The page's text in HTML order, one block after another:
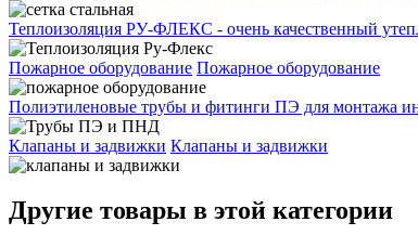
Теплоизоляция РУ-ФЛЕКС - очень качественный
Пожарное оборудование Пожарное оборудование
Полиэтиленовые трубы и фитинги ПЭ для монтажа
Клапаны и задвижки Клапаны и задвижки
Другие товары в этой категории